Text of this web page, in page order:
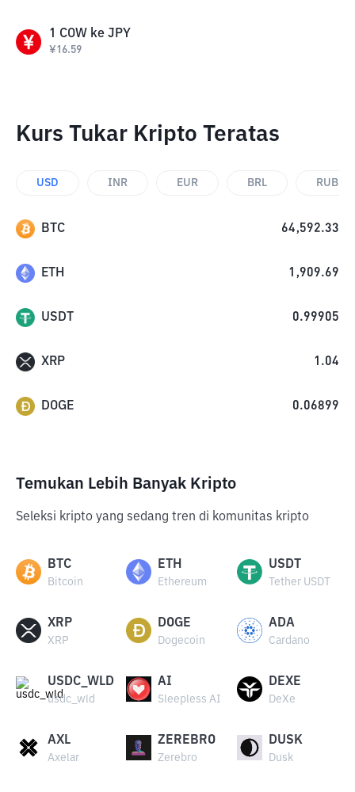
1 COW ke JPY
¥16.59
Kurs Tukar Kripto Teratas
USD INR EUR BRL RUB
BTC 64,592.33
ETH 1,909.69
USDT 0.99905
XRP 1.04
DOGE 0.06899
Temukan Lebih Banyak Kripto
Seleksi kripto yang sedang tren di komunitas kripto
BTC
Bitcoin
ETH
Ethereum
USDT
Tether USDT
XRP
XRP
DOGE
Dogecoin
ADA
Cardano
USDC_WLD
usdc_wld
AI
Sleepless AI
DEXE
DeXe
AXL
Axelar
ZEREBRO
Zerebro
DUSK
Dusk